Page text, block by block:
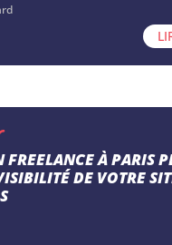
À PARIS
DE VOTRE